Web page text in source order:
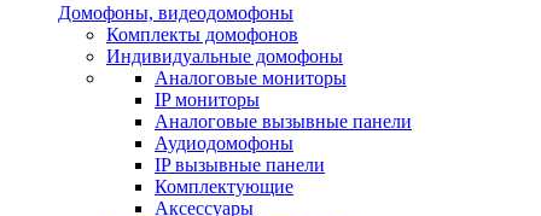
Домофоны, видеодомофоны
Комплекты домофонов
Индивидуальные домофоны
Аналоговые мониторы
IP мониторы
Аналоговые вызывные панели
Аудиодомофоны
IP вызывные панели
Комплектующие
Аксессуары